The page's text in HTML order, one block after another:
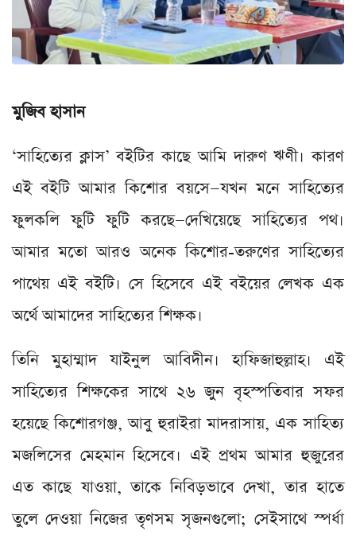
মুজিব হাসান
‘সাহিত্যের ক্লাস’ বইটির কাছে আমি দারুণ ঋণী। কারণ
এই বইটি আমার কিশোর বয়সে—যখন মনে সাহিত্যের
ফুলকলি ফুটি ফুটি করছে—দেখিয়েছে সাহিত্যের পথ।
আমার মতো আরও অনেক কিশোর-তরুণের সাহিত্যের
পাথেয় এই বইটি। সে হিসেবে এই বইয়ের লেখক এক
অর্থে আমাদের সাহিত্যের শিক্ষক।
তিনি মুহাম্মাদ যাইনুল আবিদীন। হাফিজাহুল্লাহ। এই
সাহিত্যের শিক্ষকের সাথে ২৬ জুন বৃহস্পতিবার সফর
হয়েছে কিশোরগঞ্জ, আবু হুরাইরা মাদরাসায়, এক সাহিত্য
মজলিসের মেহমান হিসেবে। এই প্রথম আমার হুজুরের
এত কাছে যাওয়া, তাকে নিবিড়ভাবে দেখা, তার হাতে
তুলে দেওয়া নিজের তৃণসম সৃজনগুলো; সেইসাথে স্পর্ধা